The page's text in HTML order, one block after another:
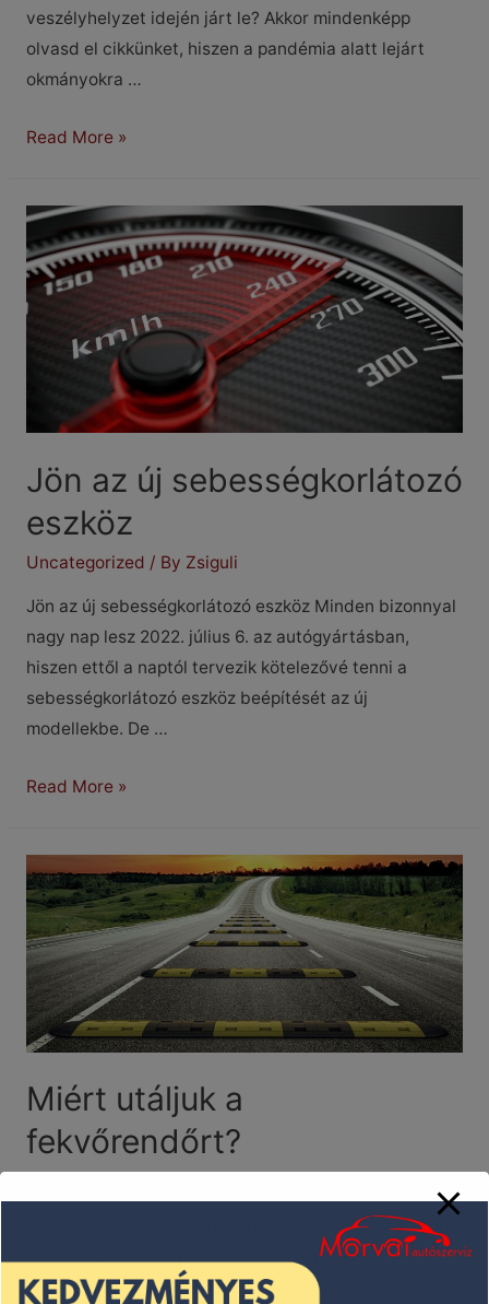
veszélyhelyzet idején járt le? Akkor mindenképp
olvasd el cikkünket, hiszen a pandémia alatt lejárt
okmányokra …
Nézd
jogosítványodat!
Read More »
Jön az új sebességkorlátozó
eszköz
Uncategorized / By Zsiguli
Jön az új sebességkorlátozó eszköz Minden bizonnyal
nagy nap lesz 2022. július 6. az autógyártásban,
hiszen ettől a naptól tervezik kötelezővé tenni a
sebességkorlátozó eszköz beépítését az új
modellekbe. De …
Jön
sebességkorlátozó
eszköz
Read More »
Miért utáljuk a
fekvőrendőrt?
Miért utáljuk a fekvőrendőrt? Mondanak neked bármit
azok a szavak, hogy „menetdinamikai küszöb”,
„sebességcsökkentő borda” vagy „útburkolati